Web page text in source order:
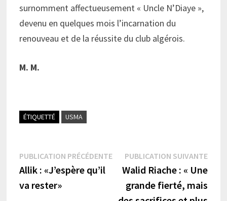
surnomment affectueusement « Uncle N’Diaye »,
devenu en quelques mois l’incarnation du
renouveau et de la réussite du club algérois.
M. M.
ÉTIQUETTÉ USMA
Navigation
de
PUBLICATION PRÉCÉDENTEPublication
précédente :
Allik : «J’espère qu’il
va rester»
PUBLICATION SUIVANTE
Walid Riache : « Une
grande fierté, mais